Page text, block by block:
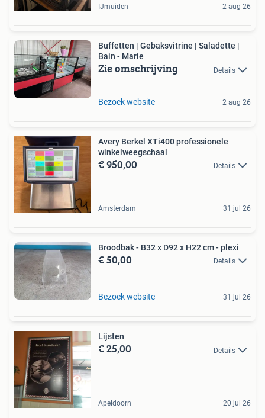
IJmuiden 2 aug 26
Buffetten | Gebaksvitrine | Saladette |
Bain - Marie
Zie omschrijving Details
Bezoek website 2 aug 26
Avery Berkel XTi400 professionele
winkelweegschaal
€ 950,00 Details
Amsterdam 31 jul 26
Broodbak - B32 x D92 x H22 cm - plexi
€ 50,00 Details
Bezoek website 31 jul 26
Lijsten
€ 25,00 Details
Apeldoorn 20 jul 26